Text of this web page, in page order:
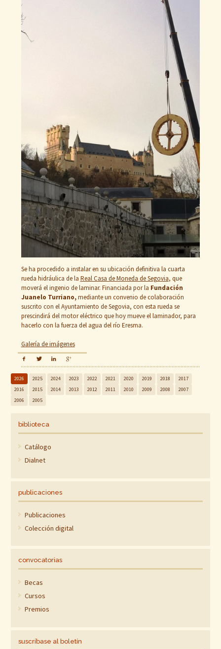
Se ha procedido a instalar en su ubicación definitiva la cuarta
rueda hidráulica de la Real Casa de Moneda de Segovia, que
moverá el ingenio de laminar. Financiada por la Fundación
Juanelo Turriano,mediante un convenio de colaboración
suscrito con el Ayuntamiento de Segovia, con esta rueda se
prescindirá del motor eléctrico que hoy mueve el laminador, para
hacerlo con la fuerza del agua del río Eresma.
Galería de imágenes
2026 2025 2024 2023 2022 2021 2020 2019 2018
2017
2016
2015 2014 2013 2012 2011 2010 2009 2008
2007
2006
2005
biblioteca
Catálogo
Dialnet
publicaciones
Publicaciones
Colección digital
convocatorias
Becas
Cursos
Premios
suscríbase al boletín